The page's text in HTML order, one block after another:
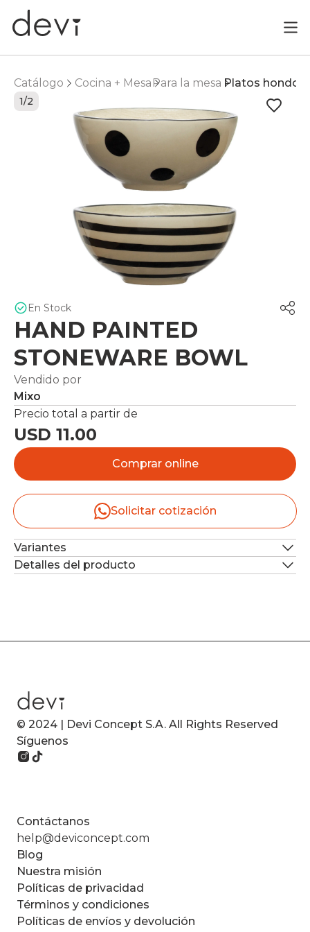
Catálogo Cocina + Mesa Para la mesa Platos hondos
1/2
En Stock
HAND PAINTED
STONEWARE BOWL
Vendido por
Mixo
Precio total a partir de
USD 11.00
Comprar online
Solicitar cotización
Variantes
Detalles del producto
© 2024 | Devi Concept S.A. All Rights Reserved
Síguenos
Contáctanos
help@deviconcept.com
Blog
Nuestra misión
Políticas de privacidad
Términos y condiciones
Políticas de envíos y devolución